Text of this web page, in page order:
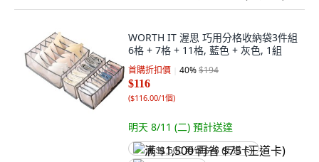
WORTH IT 渥思 巧用分格收納袋3件組
6格 + 7格 + 11格, 藍色 + 灰色, 1組
首購折扣價 40%$194
$116
($116.00/1個)
明天 8/11 (二) 預計送達
满 $1,500 再省 $75 (王道卡)